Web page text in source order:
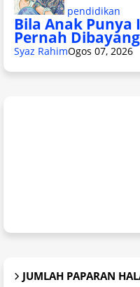
pendidikan
Bila Anak Punya
Pernah
Syaz RahimOgos 07, 2026
JUMLAH PAPARAN